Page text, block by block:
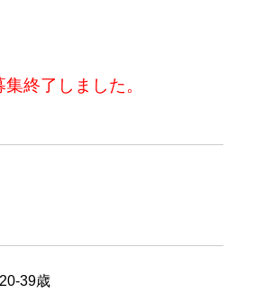
終了しました。
39歳